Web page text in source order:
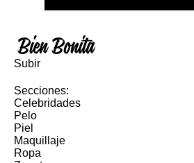
Subir
Secciones:
Celebridades
Pelo
Piel
Maquillaje
Ropa